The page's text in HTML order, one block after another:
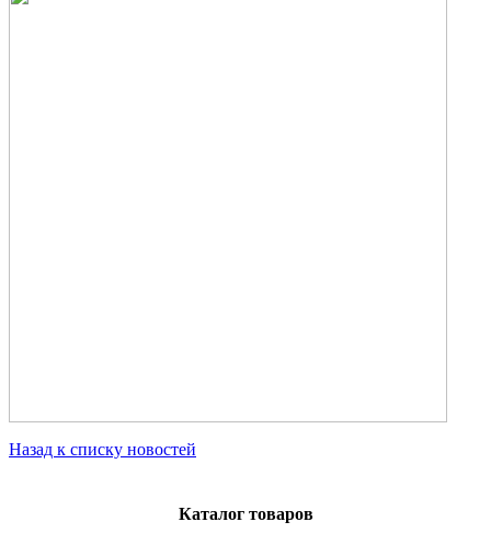
Назад к списку новостей
Каталог товаров